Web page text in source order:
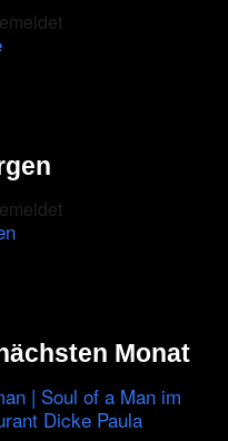
Monat
| Soul of a Man im
Dicke Paula